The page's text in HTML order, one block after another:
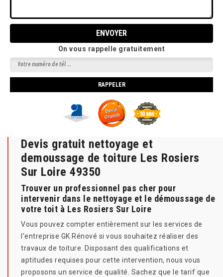
On vous rappelle gratuitement
Devis gratuit nettoyage et
demoussage de toiture Les Rosiers
Sur Loire 49350
Trouver un professionnel pas cher pour
intervenir dans le nettoyage et le démoussage de
votre toit à Les Rosiers Sur Loire
Vous pouvez compter entièrement sur les services de
l'entreprise GK Rénové si vous souhaitez réaliser des
travaux de toiture. Disposant des qualifications et
aptitudes requises pour cette intervention, nous vous
proposons un service de qualité. Sachez que le tarif que